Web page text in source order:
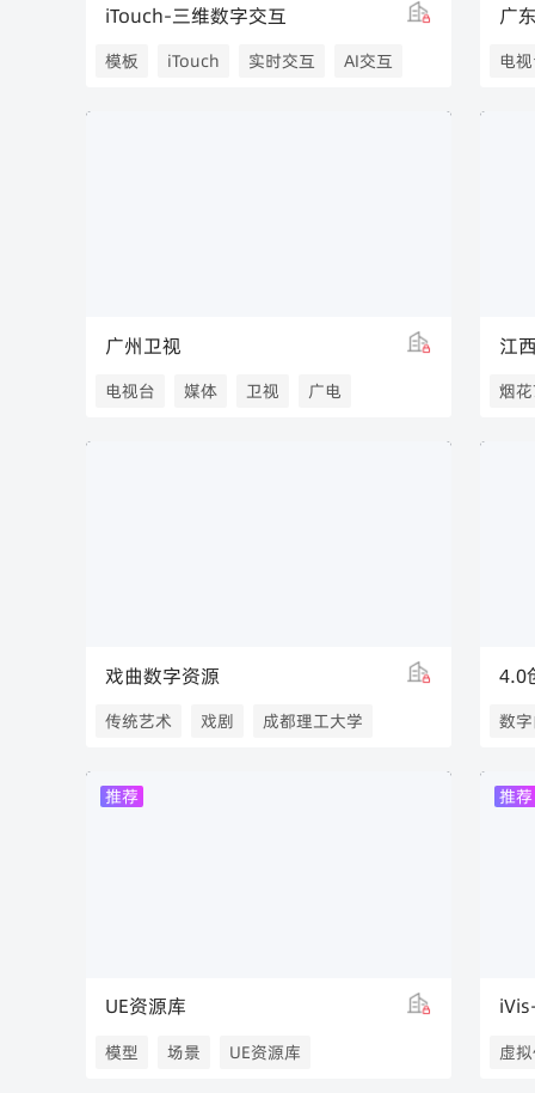
iTouch-三维数字交互
模板 iTouch 实时交互
AI交互
广
电
广州卫视
电视台 媒体 卫视
广电
烟
戏曲数字资源
传统艺术 戏剧
成都理工大学
4.0
数
推荐
UE资源库
模型 场景 UE资源库
推荐
虚